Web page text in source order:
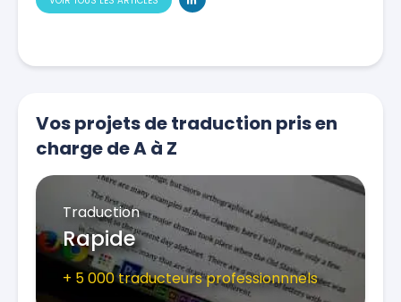
Vos projets de traduction pris en
charge de A à Z
Traduction
Rapide
+ 5 000 traducteurs professionnnels